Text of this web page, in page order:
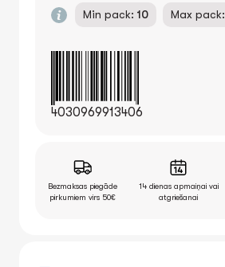
Min pack: 10 Max pack:
4030969913406
Bezmaksas piegāde
pirkumiem virs 50€
14 dienas apmaiņai vai
atgriešanai